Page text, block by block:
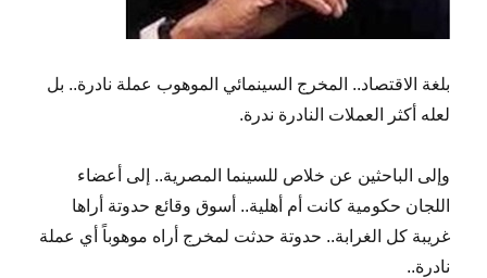
بلغة الاقتصاد.. المخرج السينمائي الموهوب عملة نادرة.. بل
لعله أكثر العملات النادرة ندرة.
وإلى الباحثين عن خلاص للسينما المصرية.. إلى أعضاء
اللجان حكومية كانت أم أهلية.. أسوق وقائع حدوتة أراها
غريبة كل الغرابة.. حدوتة حدثت لمخرج أراه موهوباً أي عملة
نادرة..